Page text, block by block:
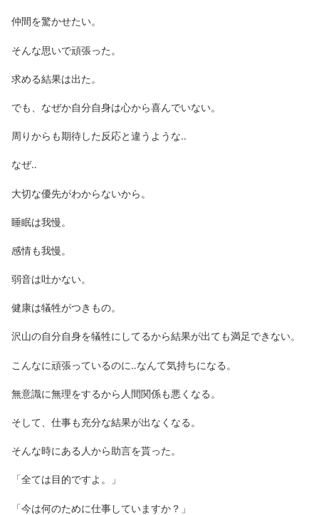
仲間を驚かせたい。
そんな思いで頑張った。
求める結果は出た。
でも、なぜか自分自身は心から喜んでいない。
周りからも期待した反応と違うような‥
なぜ‥
大切な優先がわからないから。
睡眠は我慢。
感情も我慢。
弱音は吐かない。
健康は犠牲がつきもの。
沢山の自分自身を犠牲にしてるから結果が出ても満足できない。
こんなに頑張っているのに‥なんて気持ちになる。
無意識に無理をするから人間関係も悪くなる。
そして、仕事も充分な結果が出なくなる。
そんな時にある人から助言を貰った。
「全ては目的ですよ。」
「今は何のために仕事していますか？」